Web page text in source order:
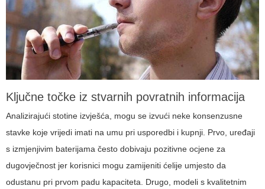
Ključne točke iz stvarnih povratnih informacija
Analizirajući stotine izvješća, mogu se izvući neke konsenzusne
stavke koje vrijedi imati na umu pri usporedbi i kupnji. Prvo, uređaji
s izmjenjivim baterijama često dobivaju pozitivne ocjene za
dugovječnost jer korisnici mogu zamijeniti ćelije umjesto da
odustanu pri prvom padu kapaciteta. Drugo, modeli s kvalitetnim